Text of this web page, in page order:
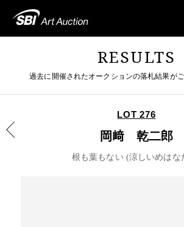
RESULTS
過去に開催されたオークションの落札結果がご
LOT 276
岡﨑 乾二郎
根も葉もない (涼しいめはな